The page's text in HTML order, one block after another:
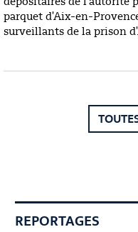
parquet d'Aix-en-
surveillants de la prison
REPORTAGES